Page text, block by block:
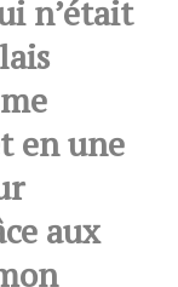
n’était
en une
aux